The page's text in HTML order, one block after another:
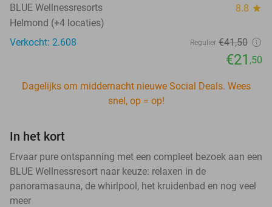
BLUE Wellnessresorts 8.8 star
Helmond (+4 locaties)
Verkocht: 2.608
Regulier €41,50
€21 ,50
Dagelijks om middernacht nieuwe Social Deals. Wees
snel, op = op!
In het kort
Ervaar pure ontspanning met een compleet bezoek aan een
BLUE Wellnessresort naar keuze: relaxen in de
panoramasauna, de whirlpool, het kruidenbad en nog veel
meer